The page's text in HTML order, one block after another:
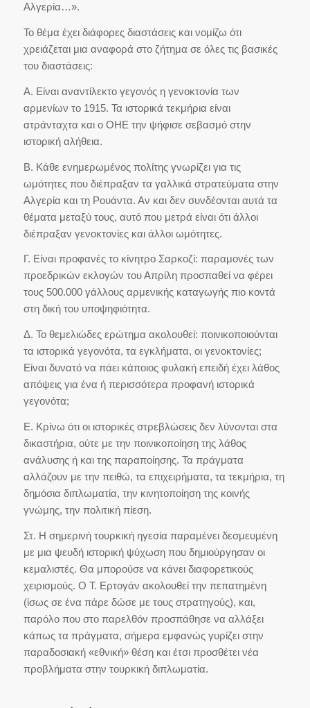
Αλγερία…».
Το θέμα έχει διάφορες διαστάσεις και νομίζω ότι
χρειάζεται μια αναφορά στο ζήτημα σε όλες τις βασικές
του διαστάσεις:
Α. Είναι αναντίλεκτο γεγονός η γενοκτονία των
αρμενίων το 1915. Τα ιστορικά τεκμήρια είναι
ατράνταχτα και ο ΟΗΕ την ψήφισε σεβασμό στην
ιστορική αλήθεια.
Β. Κάθε ενημερωμένος πολίτης γνωρίζει για τις
ωμότητες που διέπραξαν τα γαλλικά στρατεύματα στην
Αλγερία και τη Ρουάντα. Αν και δεν συνδέονται αυτά τα
θέματα μεταξύ τους, αυτό που μετρά είναι ότι άλλοι
διέπραξαν γενοκτονίες και άλλοι ωμότητες.
Γ. Είναι προφανές το κίνητρο Σαρκοζί: παραμονές των
προεδρικών εκλογών του Απρίλη προσπαθεί να φέρει
τους 500.000 γάλλους αρμενικής καταγωγής πιο κοντά
στη δική του υποψηφιότητα.
Δ. Το θεμελιώδες ερώτημα ακολουθεί: ποινικοποιούνται
τα ιστορικά γεγονότα, τα εγκλήματα, οι γενοκτονίες;
Είναι δυνατό να πάει κάποιος φυλακή επειδή έχει λάθος
απόψεις για ένα ή περισσότερα προφανή ιστορικά
γεγονότα;
Ε. Κρίνω ότι οι ιστορικές στρεβλώσεις δεν λύνονται στα
δικαστήρια, ούτε με την ποινικοποίηση της λάθος
ανάλυσης ή και της παραποίησης. Τα πράγματα
αλλάζουν με την πειθώ, τα επιχειρήματα, τα τεκμήρια, τη
δημόσια διπλωματία, την κινητοποίηση της κοινής
γνώμης, την πολιτική πίεση.
Στ. Η σημερινή τουρκική ηγεσία παραμένει δεσμευμένη
με μια ψευδή ιστορική ψύχωση που δημιούργησαν οι
κεμαλιστές. Θα μπορούσε να κάνει διαφορετικούς
χειρισμούς. Ο Τ. Ερτογάν ακολουθεί την πεπατημένη
(ίσως σε ένα πάρε δώσε με τους στρατηγούς), και,
παρόλο που στο παρελθόν προσπάθησε να αλλάξει
κάπως τα πράγματα, σήμερα εμφανώς γυρίζει στην
παραδοσιακή «εθνική» θέση και έτσι προσθέτει νέα
προβλήματα στην τουρκική διπλωματία.